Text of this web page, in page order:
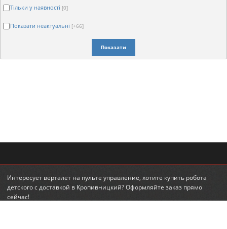
Тільки у наявності [0]
Показати неактуальні [+66]
Показати
Интересует верталет на пульте управление, хотите купить робота
детскогос доставкой в Кропивницкий? Оформляйте заказ прямо
сейчас!